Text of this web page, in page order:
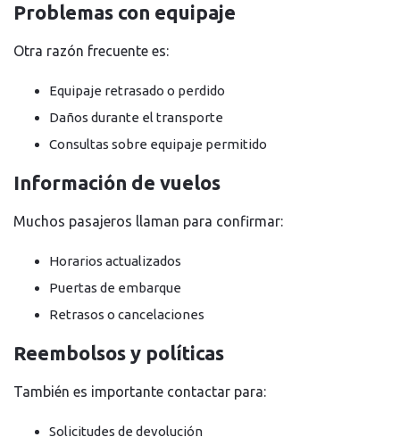
Problemas con equipaje
Otra razón frecuente es:
Equipaje retrasado o perdido
Daños durante el transporte
Consultas sobre equipaje permitido
Información de vuelos
Muchos pasajeros llaman para confirmar:
Horarios actualizados
Puertas de embarque
Retrasos o cancelaciones
Reembolsos y políticas
También es importante contactar para:
Solicitudes de devolución